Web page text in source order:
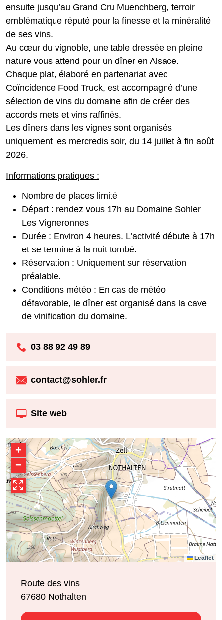
ensuite jusqu’au Grand Cru Muenchberg, terroir
emblématique réputé pour la finesse et la minéralité
de ses vins.
Au cœur du vignoble, une table dressée en pleine
nature vous attend pour un dîner en Alsace.
Chaque plat, élaboré en partenariat avec
Coïncidence Food Truck, est accompagné d’une
sélection de vins du domaine afin de créer des
accords mets et vins raffinés.
Les dîners dans les vignes sont organisés
uniquement les mercredis soir, du 14 juillet à fin août
2026.
Informations pratiques :
Nombre de places limité
Départ : rendez vous 17h au Domaine Sohler
Les Vigneronnes
Durée : Environ 4 heures. L’activité débute à 17h
et se termine à la nuit tombé.
Réservation : Uniquement sur réservation
préalable.
Conditions météo : En cas de météo
défavorable, le dîner est organisé dans la cave
de vinification du domaine.
03 88 92 49 89
contact@sohler.fr
Site web
+
−
Leaflet
Route des vins
67680 Nothalten